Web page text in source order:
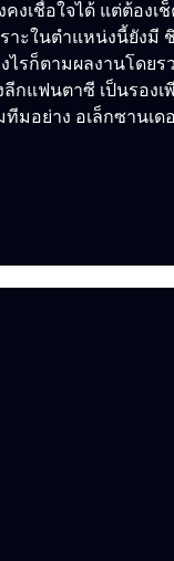
งเชื่อใจได้ แต่ต้อง
าะในตำแหน่งนี้ยังมี
ไรก็ตามผลงานโดย
กแฟนตาซี เป็นรองเ
ทีมอย่าง อเล็กซานเด